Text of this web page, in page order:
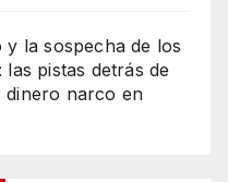
la sospecha de los
pistas detrás de
dinero narco en